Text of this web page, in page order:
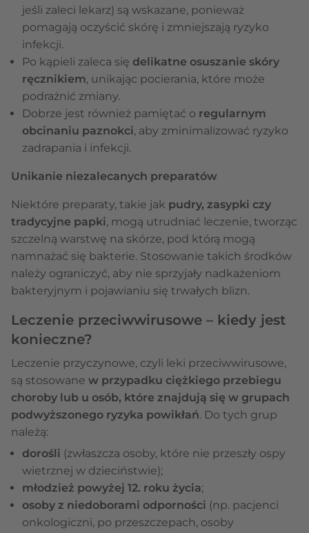
jeśli zaleci lekarz) są wskazane, ponieważ
pomagają oczyścić skórę i zmniejszają ryzyko
infekcji.
Po kąpieli zaleca się delikatne osuszanie skóry
ręcznikiem, unikając pocierania, które może
podrażnić zmiany.
Dobrze jest również pamiętać o regularnym
obcinaniu paznokci, aby zminimalizować ryzyko
zadrapania i infekcji.
Unikanie niezalecanych preparatów
Niektóre preparaty, takie jak pudry, zasypki czy
tradycyjne papki, mogą utrudniać leczenie, tworząc
szczelną warstwę na skórze, pod którą mogą
namnażać się bakterie. Stosowanie takich środków
należy ograniczyć, aby nie sprzyjały nadkażeniom
bakteryjnym i pojawianiu się trwałych blizn.
Leczenie przeciwwirusowe – kiedy jest
konieczne?
Leczenie przyczynowe, czyli leki przeciwwirusowe,
są stosowane w przypadku ciężkiego przebiegu
choroby lub u osób, które znajdują się w grupach
podwyższonego ryzyka powikłań. Do tych grup
należą:
dorośli (zwłaszcza osoby, które nie przeszły ospy
wietrznej w dzieciństwie);
młodzież powyżej 12. roku życia;
osoby z niedoborami odporności (np. pacjenci
onkologiczni, po przeszczepach, osoby